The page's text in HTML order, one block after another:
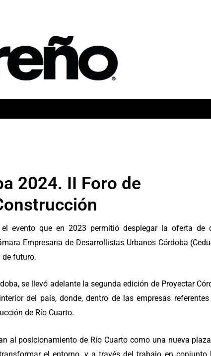
2024. II Foro de
evento que en 2023 permitió desplegar la oferta de
Empresaria de Desarrollistas Urbanos Córdoba
de futuro.
se llevó adelante la segunda edición de Proyectar
del país, donde, dentro de las empresas referentes
de Río Cuarto.
al posicionamiento de Río Cuarto como una nueva